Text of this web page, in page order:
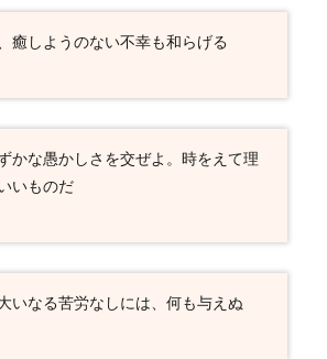
癒しようのない不幸も和らげる
かな愚かしさを交ぜよ。時をえて理
いものだ
いなる苦労なしには、何も与えぬ